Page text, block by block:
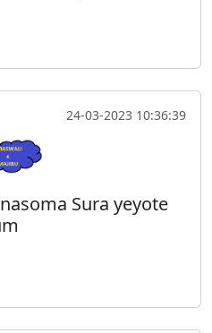
24-03-2023 10:36:39
Sura yeyote